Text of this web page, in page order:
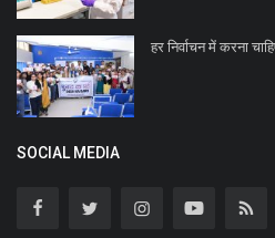
हर निर्वाचन में करना
SOCIAL MEDIA